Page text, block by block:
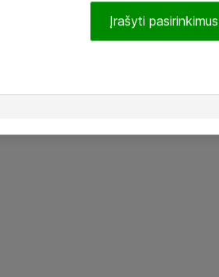
Įrašyti pasirinkimus